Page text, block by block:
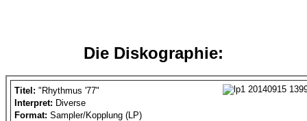
Die Diskographie:
Titel: "Rhythmus '77"
Interpret: Diverse
Format: Sampler/Kopplung (LP)